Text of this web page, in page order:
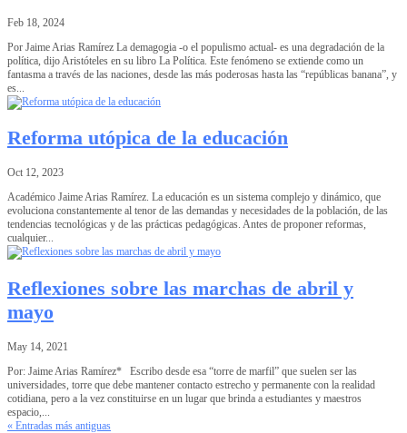
Feb 18, 2024
Por Jaime Arias Ramírez La demagogia -o el populismo actual- es una degradación de la
política, dijo Aristóteles en su libro La Política. Este fenómeno se extiende como un
fantasma a través de las naciones, desde las más poderosas hasta las “repúblicas banana”, y
es...
Reforma utópica de la educación
Oct 12, 2023
Académico Jaime Arias Ramírez. La educación es un sistema complejo y dinámico, que
evoluciona constantemente al tenor de las demandas y necesidades de la población, de las
tendencias tecnológicas y de las prácticas pedagógicas. Antes de proponer reformas,
cualquier...
Reflexiones sobre las marchas de abril y
mayo
May 14, 2021
Por: Jaime Arias Ramírez* Escribo desde esa “torre de marfil” que suelen ser las
universidades, torre que debe mantener contacto estrecho y permanente con la realidad
cotidiana, pero a la vez constituirse en un lugar que brinda a estudiantes y maestros
espacio,...
« Entradas más antiguas